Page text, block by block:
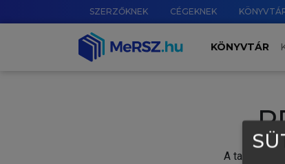
SZERZŐKNEK CÉGEKNEK
KÖNYVTÁR
A tartalom